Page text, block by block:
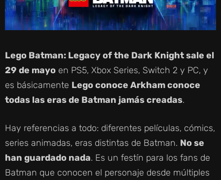
Lego Batman: Legacy of the Dark Knight sale el
29 de mayo en PS5, Xbox Series, Switch 2 y PC, y
es básicamente Lego conoce Arkham conoce
todas las eras de Batman jamás creadas.
Hay referencias a todo: diferentes películas, cómics,
series animadas, eras distintas de Batman. No se
han guardado nada. Es un festín para los fans de
Batman que conocen el personaje desde múltiples